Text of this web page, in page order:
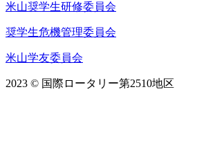
米山奨学生研修委員会
奨学生危機管理委員会
米山学友委員会
2023 © 国際ロータリー第2510地区